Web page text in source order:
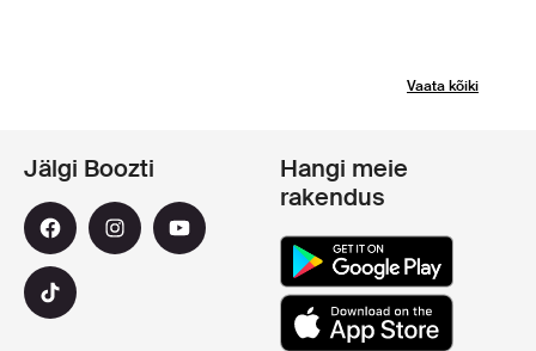
Vaata kõiki
Jälgi Boozti
Hangi meie
rakendus